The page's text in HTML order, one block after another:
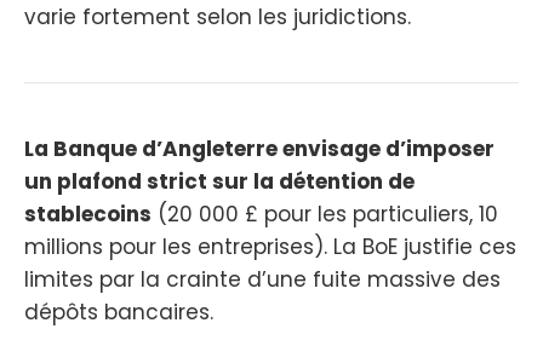
varie fortement selon les juridictions.
La Banque d’Angleterre envisage d’imposer
un plafond strict sur la détention de
stablecoins (20 000 £ pour les particuliers, 10
millions pour les entreprises). La BoE justifie ces
limites par la crainte d’une fuite massive des
dépôts bancaires.